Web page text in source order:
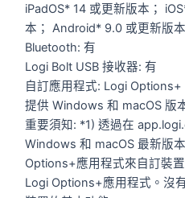
iPadOS* 14 或更新版本；
本； Android* 9.0 或更新版本
Bluetooth: 有
Logi Bolt USB 接收器: 有
自訂應用程式: Logi Options+
提供 Windows 和 macOS 版
重要須知: *1) 透過在
Windows 和 macOS 最新版
Options+應用程式來自訂裝
Logi Options+應用程式。沒